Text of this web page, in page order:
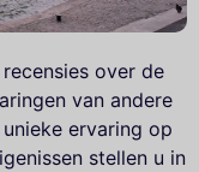
over de
van andere
ervaring op
stellen u in